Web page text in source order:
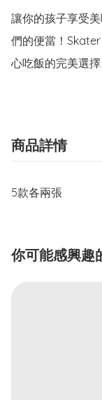
讓你的孩子享受
們的便當！
心吃飯的完美選擇
商品詳情
5款各兩張
你可能感興趣